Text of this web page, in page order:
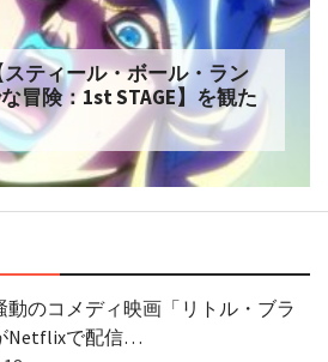
ティール・ボール・ラン
冒険：1st STAGE】を観た
動のコメディ映画「リトル・ブラ
Netflixで配信…